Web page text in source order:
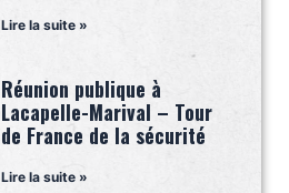
Lire la suite »
Réunion publique à
Lacapelle-Marival – Tour
de France de la sécurité
Lire la suite »